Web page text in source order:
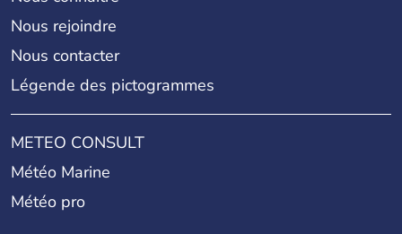
Nous rejoindre
Nous contacter
Légende des pictogrammes
METEO CONSULT
Météo Marine
Météo pro